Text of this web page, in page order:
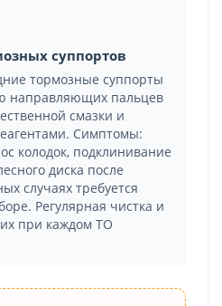
суппортов
тормозные суппорты
направляющих пальцев
смазки и
Симптомы:
колодок, подклинивание
диска после
случаях требуется
Регулярная чистка и
при каждом ТО